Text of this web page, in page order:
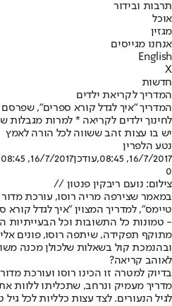
תרבות ובידור
אוכל
מגזין
אנחנו מגייסים
English
X
חדשות
המדריך לקריאת ילדים
המדריך "איך לגדל קורא ספרים", שפרסם
לחינוך ילדים לקריאה * למרות מגבלות
יש בו עצות זהב ששווה לכל הורה לאמץ
נטע הלפרין
16/7/2017, 08:45
,עודכן16/7/2017, 08:45
0
צילום: נועם ריבקין פנטון //
במאמר שצירפה מריה רוסו, עורכת מדור
טיימס", למדריך המצוין "איך לגדל
- טמונות כל התשובות וכל הבעייתיות
מתוקף תפקידה, שיתפה רוסו, פונים
ובהנמכת קול בשאלות שלכולן מכנה
לאוהב קריאה?
בדיוק למטרה זו הכינו רוסו ועורכת
מדריך מעמיק ונרחב, שתכליתו ללוות
לגיל הנעורים. לצד עצות כלליות לכל